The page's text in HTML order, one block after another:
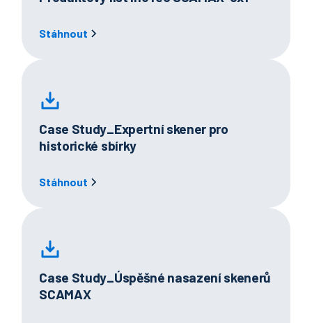
Stáhnout
Case Study_Expertní skener pro
historické sbírky
Stáhnout
Case Study_Úspěšné nasazení skenerů
SCAMAX